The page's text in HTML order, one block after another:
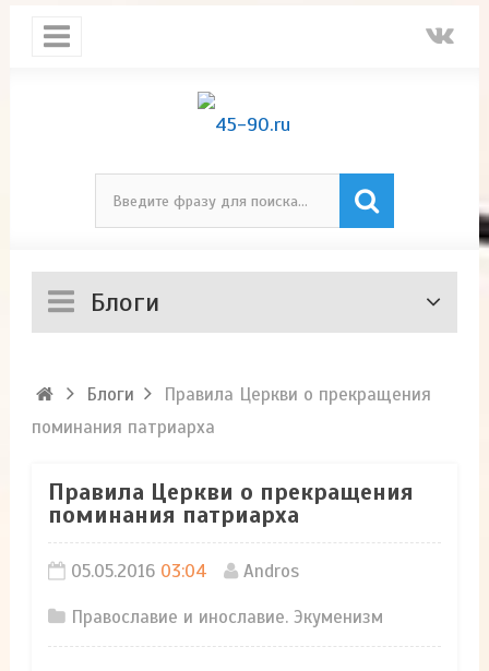
Блоги
Блоги
Правила Церкви о прекращения
поминания патриарха
Правила Церкви о прекращения
поминания патриарха
05.05.2016 03:04
Andros
Православие и инославие. Экуменизм